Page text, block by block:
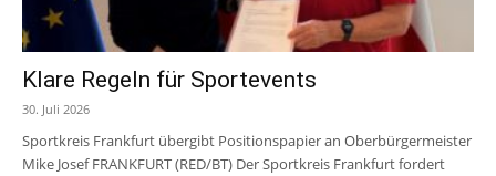
Klare Regeln für Sportevents
30. Juli 2026
Sportkreis Frankfurt übergibt Positionspapier an Oberbürgermeister
Mike Josef FRANKFURT (RED/BT) Der Sportkreis Frankfurt fordert